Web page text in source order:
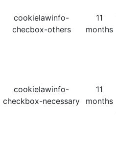
cookielawinfo-
checbox-others
11
months
cookielawinfo-
checkbox-necessary
11
months